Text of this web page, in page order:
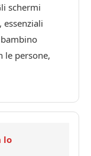
schermi
le persone,
lo